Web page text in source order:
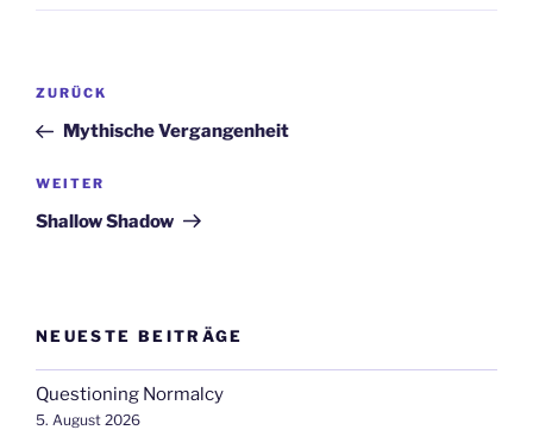
Beitragsnavigation
Vorheriger
Beitrag
ZURÜCK
Mythische Vergangenheit
Nächster
Beitrag
WEITER
Shallow Shadow
NEUESTE BEITRÄGE
Questioning Normalcy
5. August 2026